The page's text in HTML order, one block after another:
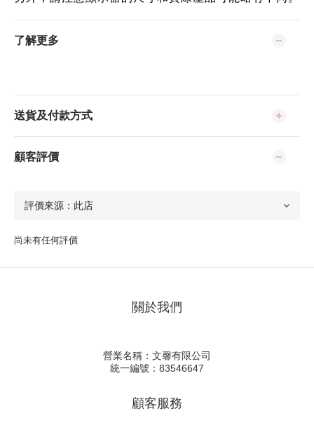
了解更多
送貨及付款方式
顧客評價
尚未有任何評價
關於我們
營業名稱：文馨有限公司
統一編號：83546647
顧客服務